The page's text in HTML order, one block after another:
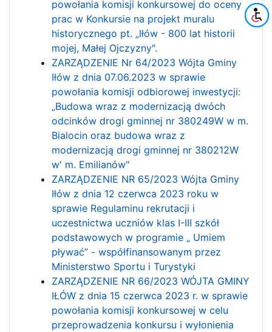
powołania komisji konkursowej do oceny
prac w Konkursie na projekt muralu
historycznego pt. „Iłów - 800 lat historii
mojej, Małej Ojczyzny".
ZARZĄDZENIE Nr 64/2023 Wójta Gminy
Iłów z dnia 07.06.2023 w sprawie
powołania komisji odbiorowej inwestycji:
„Budowa wraz z modernizacją dwóch
odcinków drogi gminnej nr 380249W w m.
Bialocin oraz budowa wraz z
modernizacją drogi gminnej nr 380212W
w' m. Emilianów"
ZARZĄDZENIE NR 65/2023 Wójta Gminy
Iłów z dnia 12 czerwca 2023 roku w
sprawie Regulaminu rekrutacji i
uczestnictwa uczniów klas I-III szkół
podstawowych w programie „ Umiem
pływać” - współfinansowanym przez
Ministerstwo Sportu i Turystyki
ZARZĄDZENIE NR 66/2023 WÓJTA GMINY
IŁÓW z dnia 15 czerwca 2023 r. w sprawie
powołania komisji konkursowej w celu
przeprowadzenia konkursu i wyłonienia